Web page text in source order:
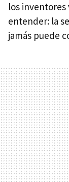
los inventores
entender: la
jamás puede